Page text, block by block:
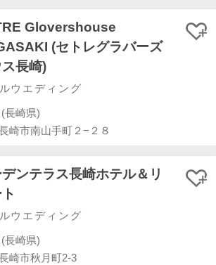
Glovershouse
(セトレグラバーズ
長崎)
ウエディング
長崎県)
崎市南山手町２−２８
デンテラス長崎ホテル＆リ
ウエディング
長崎県)
崎市秋月町2-3